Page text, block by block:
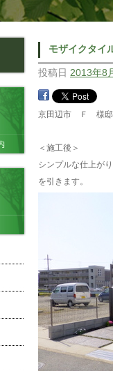
モザイクタイ
投稿日 2013年8
京田辺市 Ｆ 様邸
＜施工後＞
シンプルな仕上が
を引きます。